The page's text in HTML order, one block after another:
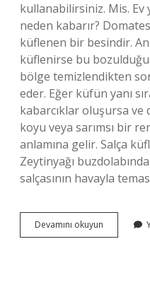
kullanabilirsiniz. Mis. Ev
neden kabarır?
küflenen bir besindir.
küflenirse bu
bölge temizlendikten
eder. Eğer küfün yanı
kabarcıklar oluşursa ve
koyu veya sarımsı bir
anlamına gelir. Salça
Zeytinyağı
salçasının havayla
Devamını okuyun
Kabarması